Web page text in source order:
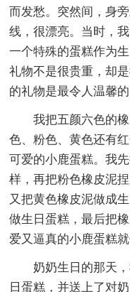
而发愁。突然间，身
线，很漂亮。当时，
一个特殊的蛋糕作为
礼物不是很贵重，却
的礼物是最令人温馨的
我把五颜六色的橡
色、粉色、黄色还有
可爱的小鹿蛋糕。我
样，再把粉色橡皮泥
又把黄色橡皮泥做成
做生日蛋糕，最后把
爱又逼真的小鹿蛋糕就
奶奶生日的那天，
日蛋糕，并送上了对